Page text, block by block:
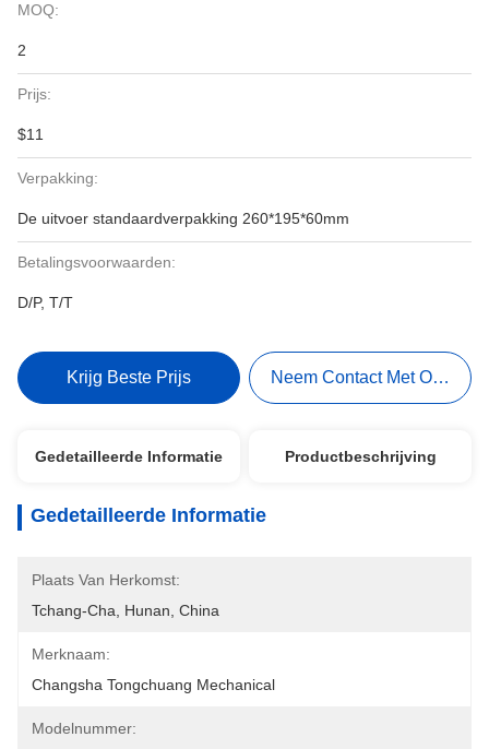
MOQ:
2
Prijs:
$11
Verpakking:
De uitvoer standaardverpakking 260*195*60mm
Betalingsvoorwaarden:
D/P, T/T
Krijg Beste Prijs Neem Contact Met Ons Op
Gedetailleerde Informatie Productbeschrijving
Gedetailleerde Informatie
Plaats Van Herkomst:
Tchang-Cha, Hunan, China
Merknaam:
Changsha Tongchuang Mechanical
Modelnummer: